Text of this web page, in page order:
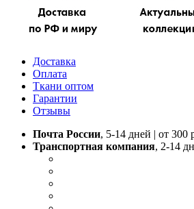
Доставка
Оплата
Ткани оптом
Гарантии
Отзывы
Почта России, 5-14 дней | от 300
Транспортная компания, 2-14